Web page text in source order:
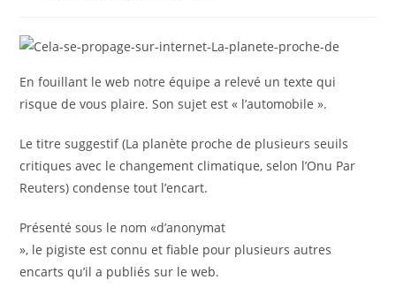
En fouillant le web notre équipe a relevé un texte qui
risque de vous plaire. Son sujet est « l’automobile ».
Le titre suggestif (La planète proche de plusieurs seuils
critiques avec le changement climatique, selon l’Onu Par
Reuters) condense tout l’encart.
Présenté sous le nom «d’anonymat
», le pigiste est connu et fiable pour plusieurs autres
encarts qu’il a publiés sur le web.